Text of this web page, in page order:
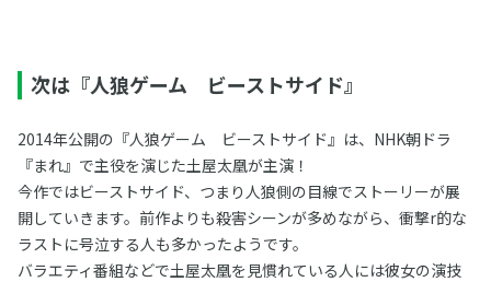
次は『人狼ゲーム ビーストサイド』
2014年公開の『人狼ゲーム ビーストサイド』は、NHK朝ドラ
『まれ』で主役を演じた土屋太凰が主演！
今作ではビーストサイド、つまり人狼側の目線でストーリーが展
開していきます。前作よりも殺害シーンが多めながら、衝撃r的な
ラストに号泣する人も多かったようです。
バラエティ番組などで土屋太凰を見慣れている人には彼女の演技